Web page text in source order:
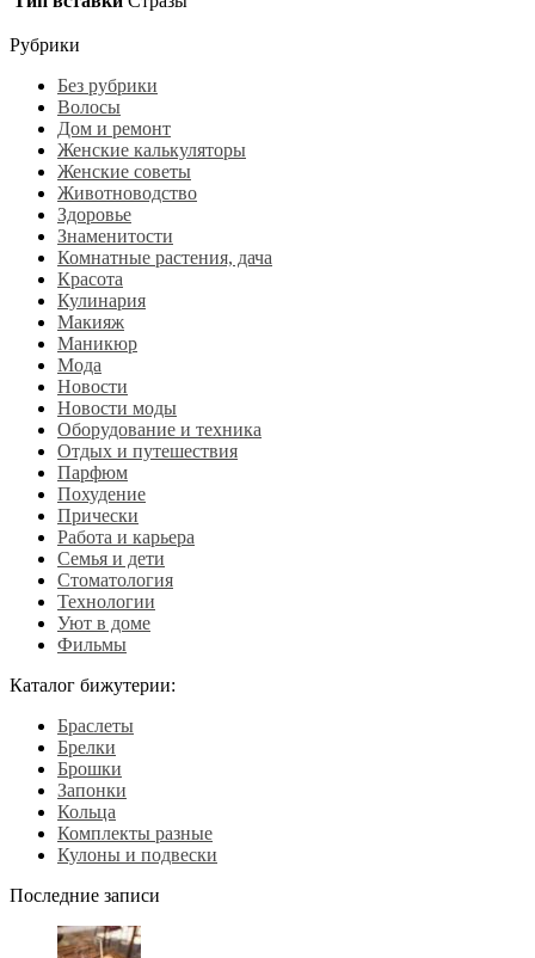
Рубрики
Без рубрики
Волосы
Дом и ремонт
Женские калькуляторы
Женские советы
Животноводство
Здоровье
Знаменитости
Комнатные растения, дача
Красота
Кулинария
Макияж
Маникюр
Мода
Новости
Новости моды
Оборудование и техника
Отдых и путешествия
Парфюм
Похудение
Прически
Работа и карьера
Семья и дети
Стоматология
Технологии
Уют в доме
Фильмы
Каталог бижутерии:
Браслеты
Брелки
Брошки
Запонки
Кольца
Комплекты разные
Кулоны и подвески
Последние записи